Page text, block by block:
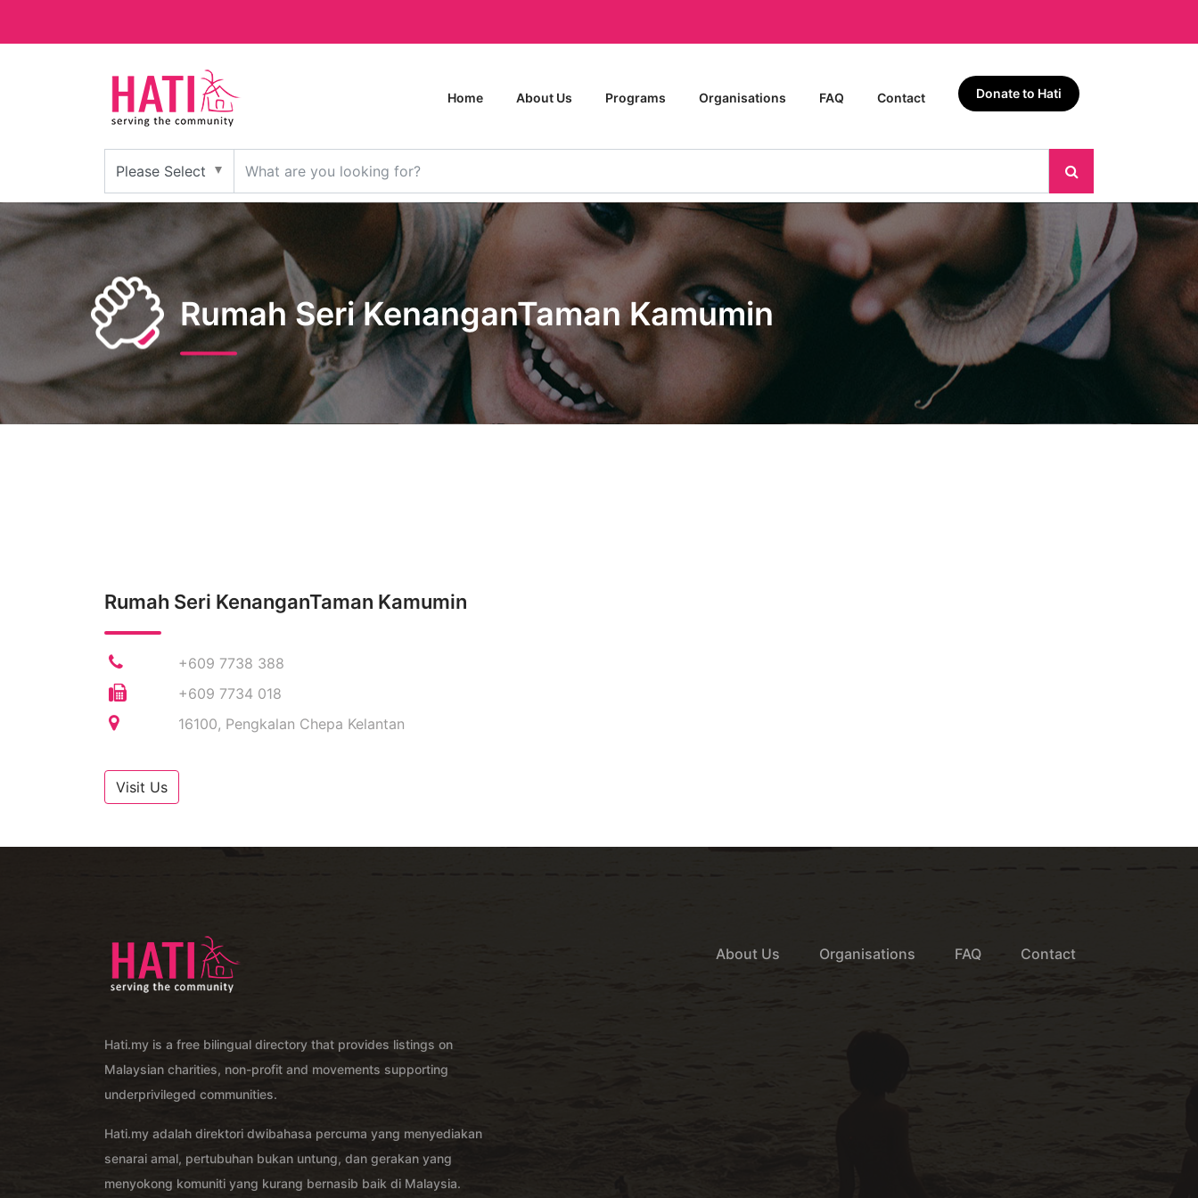
Home About Us Programs Organisations FAQ Contact Donate to Hati
Rumah Seri KenanganTaman Kamumin
Rumah Seri KenanganTaman Kamumin
+609 7738 388
+609 7734 018
16100, Pengkalan Chepa Kelantan
Visit Us
Hati.my is a free bilingual directory that provides listings on
Malaysian charities, non-profit and movements supporting
underprivileged communities.
Hati.my adalah direktori dwibahasa percuma yang menyediakan
senarai amal, pertubuhan bukan untung, dan gerakan yang
menyokong komuniti yang kurang bernasib baik di Malaysia.
About Us Organisations FAQ Contact